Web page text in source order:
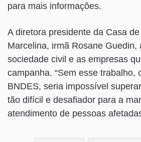
para mais informações.
A diretora presidente da Casa
Marcelina, irmã Rosane Guedin,
sociedade civil e as empresas
campanha. “Sem esse trabalho,
BNDES, seria impossível
tão difícil e desafiador para a
atendimento de pessoas